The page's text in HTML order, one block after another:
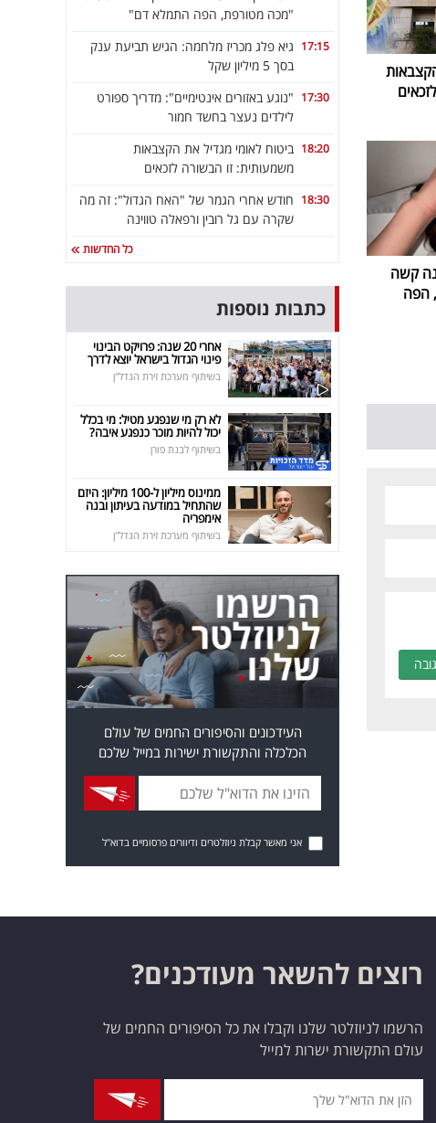
קשה
הפה
"מכה מטורפת, הפה התמלא דם"
17:15 גיא פלג מכריז מלחמה: הגיש תביעת ענק
בסך 5 מיליון שקל
17:30 "נוגע באזורים אינטימיים": מדריך ספורט
לילדים נעצר בחשד חמור
18:20 ביטוח לאומי מגדיל את הקצבאות
משמעותית: זו הבשורה לזכאים
18:30 חודש אחרי הגמר של "האח הגדול": זה מה
שקרה עם גל רובין ורפאלה טווינה
כל החדשות
כתבות נוספות
אחרי 20 שנה: פרויקט הבינוי
פינוי הגדול בישראל יוצא לדרך
בשיתוף מערכת זירת הנדל"ן
לא רק מי שנפגע מטיל: מי בכלל
יכול להיות מוכר כנפגע איבה?
בשיתוף לבנת פורן
ממינוס מיליון ל-100 מיליון: היזם
שהתחיל במודעה בעיתון ובנה
אימפריה
בשיתוף מערכת זירת הנדל"ן
העידכונים והסיפורים החמים של עולם
הכלכלה והתקשורת ישירות במייל שלכם
אני מאשר קבלת ניוזלטרים ודיוורים פרסומיים בדוא"ל
רוצים להשאר מעודכנים?
הרשמו לניוזלטר שלנו וקבלו את כל הסיפורים החמים של
עולם התקשורת ישרות למייל